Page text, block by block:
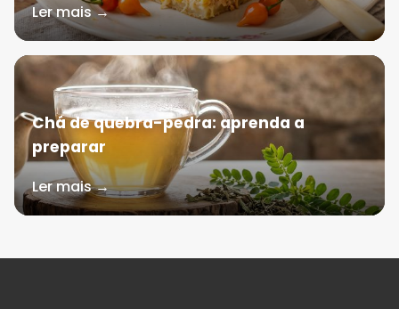
Ler mais →
Chá de quebra-pedra: aprenda a
preparar
Ler mais →